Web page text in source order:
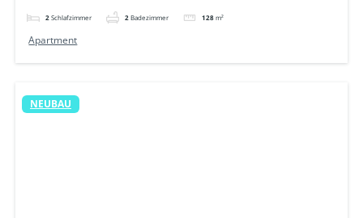
2 Schlafzimmer 2 Badezimmer 128 m²
Apartment
NEUBAU